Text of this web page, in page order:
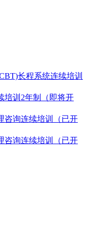
长程系统连续培训
培训2年制（即将开
咨询连续培训（已开
咨询连续培训（已开